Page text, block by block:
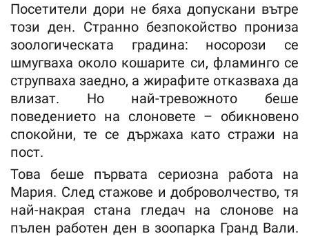
Посетители дори не бяха допускани вътре
този ден. Странно безпокойство прониза
зоологическата градина: носорози се
шмугваха около кошарите си, фламинго се
струпваха заедно, а жирафите отказваха да
влизат. Но най-тревожното беше
поведението на слоновете – обикновено
спокойни, те се държаха като стражи на
пост.
Това беше първата сериозна работа на
Мария. След стажове и доброволчество, тя
най-накрая стана гледач на слонове на
пълен работен ден в зоопарка Гранд Вали.